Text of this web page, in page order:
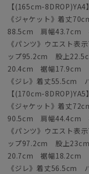
【(165cm-8DROP)YA4】
《ジャケット》着丈
88.5cm 肩幅43.7cm
《パンツ》ウエスト
ップ95.2cm 股上
20.4cm 裾幅17.9cm
《ジレ》着丈55.5cm
【(170cm-8DROP)YA5】
《ジャケット》着丈
90.5cm 肩幅44.4cm
《パンツ》ウエスト
ップ97.2cm 股上
20.7cm 裾幅18.2cm
《ジレ》着丈56.5cm